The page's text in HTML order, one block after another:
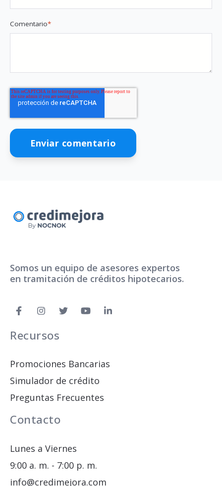
Comentario*
Somos un equipo de asesores expertos
en tramitación de créditos hipotecarios.
Recursos
Promociones Bancarias
Simulador de crédito
Preguntas Frecuentes
Contacto
Lunes a Viernes
9:00 a. m. - 7:00 p. m.
info@credimejora.com